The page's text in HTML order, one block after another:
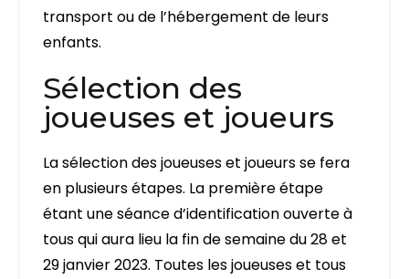
transport ou de l’hébergement de leurs
enfants.
Sélection des
joueuses et joueurs
La sélection des joueuses et joueurs se fera
en plusieurs étapes. La première étape
étant une séance d’identification ouverte à
tous qui aura lieu la fin de semaine du 28 et
29 janvier 2023. Toutes les joueuses et tous